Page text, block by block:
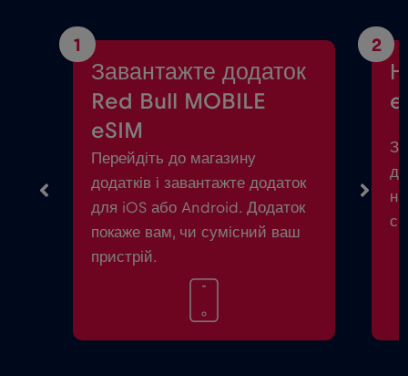
1
Завантажте додаток
Red Bull MOBILE
eSIM
Перейдіть до магазину
додатків і завантажте додаток
для iOS або Android. Додаток
покаже вам, чи сумісний ваш
пристрій.
2